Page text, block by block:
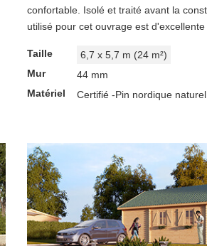
confortable. Isolé et traité avant la
utilisé pour cet ouvrage est d'excellente
Taille
6,7 x 5,7 m (24 m²)
Mur
44 mm
Matériel
Certifié -Pin nordique naturel